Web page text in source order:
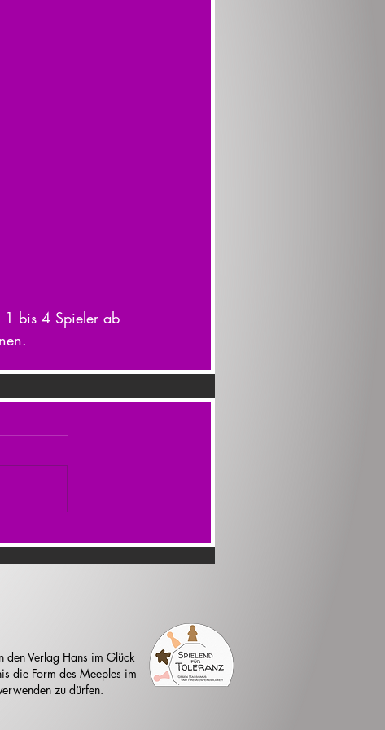
1 bis 4 Spieler ab
den Verlag Hans im Glück
die Form des Meeples im
zu dürfen.